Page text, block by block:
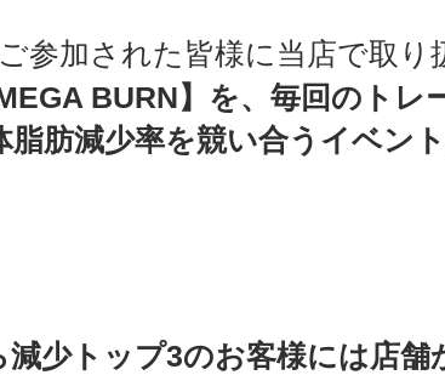
参加された皆様に当店で取り
BURN】を、毎回のトレ
脂肪減少率を競い合うイベン
減少トップ3のお客様には店舗